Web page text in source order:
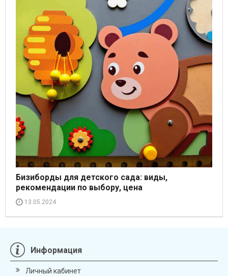
Бизиборды для детского сада: виды,
рекомендации по выбору, цена
13.05.2024
Информация
Личный кабинет